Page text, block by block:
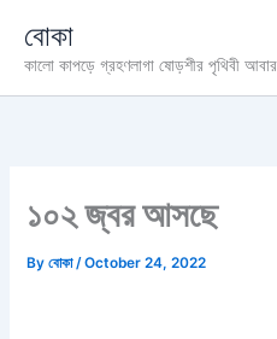
content
বোকা
কালো কাপড়ে গ্রহণলাগা ষোড়শীর পৃথিবী
১০২ জ্বর আসছে
Byবোকা/October 24, 2022